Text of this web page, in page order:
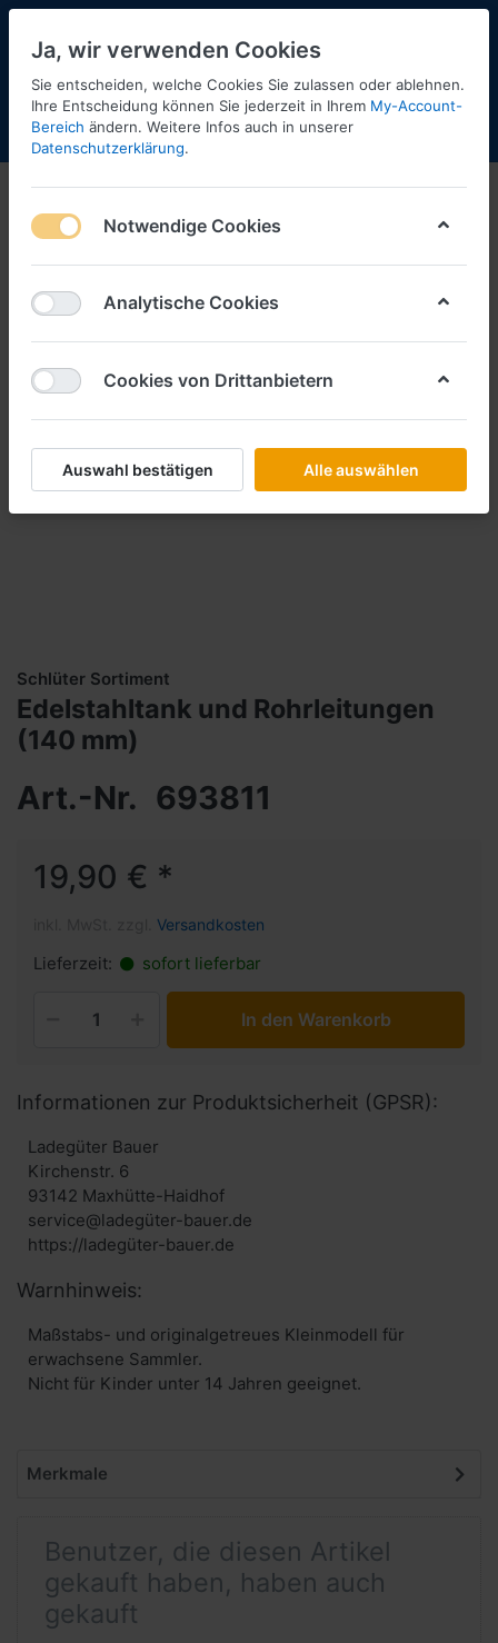
Menü Anmelden Shopaktualisierung
Schlüter Sortiment
Edelstahltank und Rohrleitungen
(140 mm)
Art.-Nr. 693811
19,90 € *
Versandkosten
Lieferzeit: sofort lieferbar
In den Warenkorb
Informationen zur Produktsicherheit (GPSR):
Ladegüter Bauer
Kirchenstr. 6
93142 Maxhütte-Haidhof
service@ladegüter-bauer.de
https://ladegüter-bauer.de
Warnhinweis:
Maßstabs- und originalgetreues Kleinmodell für
erwachsene Sammler.
Nicht für Kinder unter 14 Jahren geeignet.
Merkmale
Benutzer, die diesen Artikel
gekauft haben, haben auch
gekauft
Ja, wir verwenden Cookies
Sie entscheiden, welche Cookies Sie zulassen oder ablehnen.
Ihre Entscheidung können Sie jederzeit in Ihrem My-Account-
Bereich ändern. Weitere Infos auch in unserer
Datenschutzerklärung.
Notwendige Cookies
Analytische Cookies
Cookies von Drittanbietern
Auswahl bestätigen Alle auswählen